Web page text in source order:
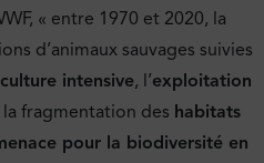
« entre 1970 et 2020, la
d’animaux sauvages suivies
intensive, l’exploitation
fragmentation des habitats
pour la biodiversité en